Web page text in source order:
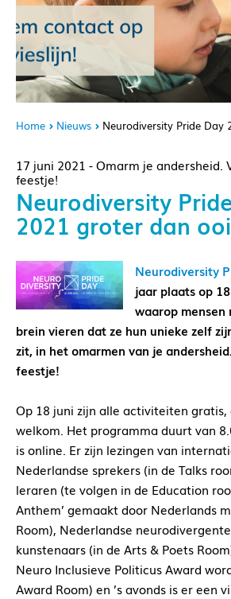
Home Nieuws Neurodiversity Pride
17 juni 2021 - Omarm je andersheid.
feestje!
Neurodiversity
2021 groter dan
Neurodiversity
jaar plaats op
waarop mensen
brein vieren dat ze hun unieke zelf
zit, in het omarmen van je
feestje!
Op 18 juni zijn alle activiteiten gratis,
welkom. Het programma duurt van
is online. Er zijn lezingen van
Nederlandse sprekers (in de Talks
leraren (te volgen in de Education
Anthem’ gemaakt door Nederlands
Room), Nederlandse
kunstenaars (in de Arts & Poets
Neuro Inclusieve Politicus Award
Award Room) en ’s avonds is er een